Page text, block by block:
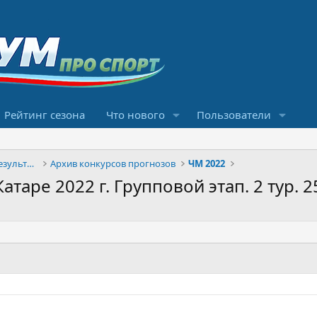
Рейтинг сезона Что нового Пользователи
Конкурсы прогнозов и обсуждение результатов Архив конкурсов прогнозов ЧМ 2022
2022 г. Групповой этап. 2 тур.